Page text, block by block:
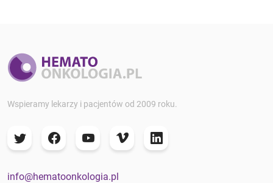
Wspieramy lekarzy i pacjentów od 2009 roku.
info@hematoonkologia.pl